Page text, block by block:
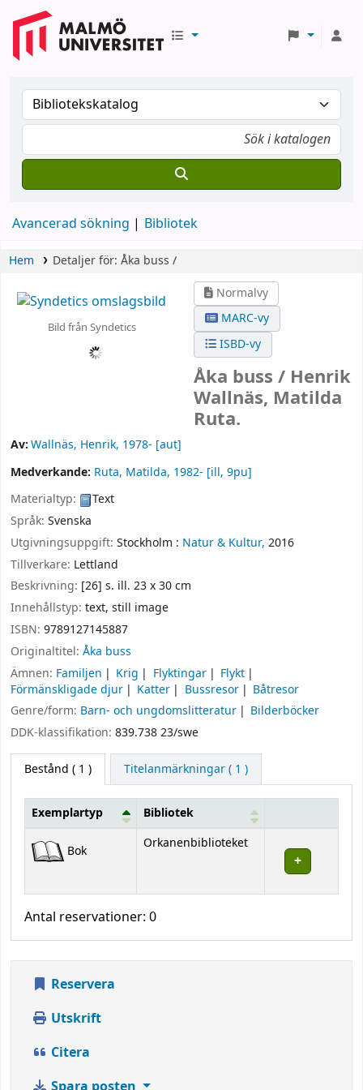
Avancerad sökning Bibliotek
Hem Detaljer för: Åka buss /
Bild från Syndetics
Normalvy
MARC-vy
ISBD-vy
Åka buss / Henrik
Wallnäs, Matilda
Ruta.
Av:Wallnäs, Henrik, 1978- [aut]
Medverkande: Ruta, Matilda, 1982- [ill, 9pu]
Materialtyp:
Text
Språk: Svenska
Utgivningsuppgift: Stockholm : Natur & Kultur, 2016
Tillverkare: Lettland
Beskrivning: [26] s. ill. 23 x 30 cm
Innehållstyp: text, still image
ISBN: 9789127145887
Originaltitel: Åka buss
Ämnen: Familjen Krig Flyktingar
Flykt
Förmänskligade djur
Katter Bussresor
Båtresor
Genre/form: Barn- och ungdomslitteratur
Bilderböcker
DDK-klassifikation: 839.738 23/swe
Bestånd ( 1 ) Titelanmärkningar ( 1 )
Bestånd
Exemplartyp Bibliotek
Bok Orkanenbiblioteket
Antal reservationer: 0
Reservera
Utskrift
Citera